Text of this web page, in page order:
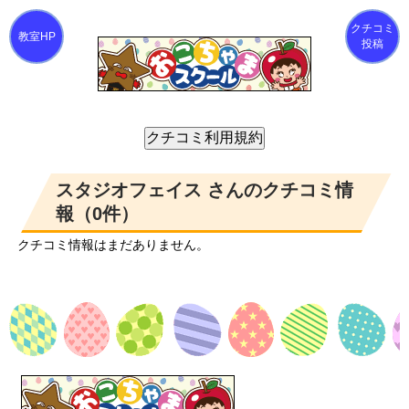
クチコミ
投稿
スタジオフェイス さんのクチコミ情
報（0件）
クチコミ情報はまだありません。